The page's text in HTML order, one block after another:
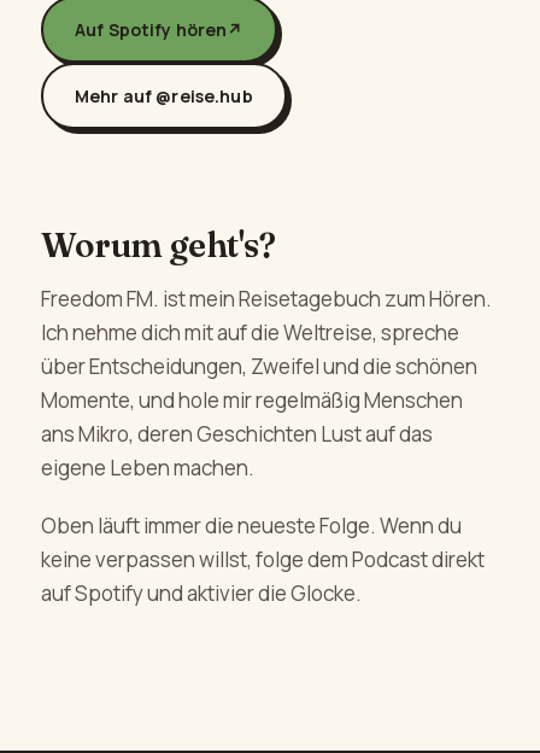
Auf Spotify hören ↗
Mehr auf @reise.hub
Worum geht's?
Freedom FM. ist mein Reisetagebuch zum Hören.
Ich nehme dich mit auf die Weltreise, spreche
über Entscheidungen, Zweifel und die schönen
Momente, und hole mir regelmäßig Menschen
ans Mikro, deren Geschichten Lust auf das
eigene Leben machen.
Oben läuft immer die neueste Folge. Wenn du
keine verpassen willst, folge dem Podcast direkt
auf Spotify und aktivier die Glocke.